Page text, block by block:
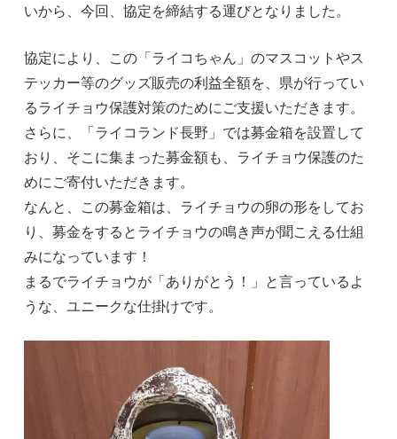
いから、今回、協定を締結する運びとなりました。
協定により、この「ライコちゃん」のマスコットやス
テッカー等のグッズ販売の利益全額を、県が行ってい
るライチョウ保護対策のためにご支援いただきます。
さらに、「ライコランド長野」では募金箱を設置して
おり、そこに集まった募金額も、ライチョウ保護のた
めにご寄付いただきます。
なんと、この募金箱は、ライチョウの卵の形をしてお
り、募金をするとライチョウの鳴き声が聞こえる仕組
みになっています！
まるでライチョウが「ありがとう！」と言っているよ
うな、ユニークな仕掛けです。